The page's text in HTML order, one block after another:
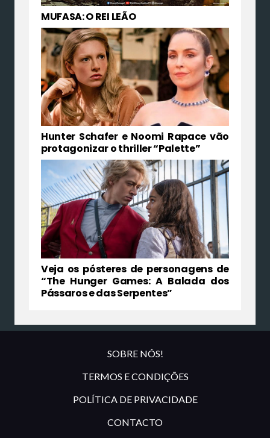
MUFASA: O REI LEÃO
Hunter Schafer e Noomi Rapace vão
protagonizar o thriller “Palette”
Veja os pósteres de personagens de
“The Hunger Games: A Balada dos
Pássaros e das Serpentes”
SOBRE NÓS!
TERMOS E CONDIÇÕES
POLÍTICA DE PRIVACIDADE
CONTACTO